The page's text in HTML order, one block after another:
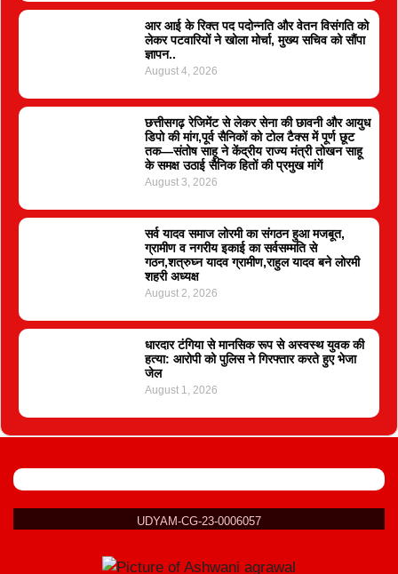
आर आई के रिक्त पद पदोन्नति और वेतन विसंगति को
लेकर पटवारियों ने खोला मोर्चा, मुख्य सचिव को सौंपा
ज्ञापन..
August 4, 2026
छत्तीसगढ़ रेजिमेंट से लेकर सेना की छावनी और आयुध
डिपो की मांग,पूर्व सैनिकों को टोल टैक्स में पूर्ण छूट
तक—संतोष साहू ने केंद्रीय राज्य मंत्री तोखन साहू
के समक्ष उठाई सैनिक हितों की प्रमुख मांगें
August 3, 2026
सर्व यादव समाज लोरमी का संगठन हुआ मजबूत,
ग्रामीण व नगरीय इकाई का सर्वसम्मति से
गठन,शत्रुघ्न यादव ग्रामीण,राहुल यादव बने लोरमी
शहरी अध्यक्ष
August 2, 2026
धारदार टंगिया से मानसिक रूप से अस्वस्थ युवक की
हत्या: आरोपी को पुलिस ने गिरफ्तार करते हुए भेजा
जेल
August 1, 2026
UDYAM-CG-23-0006057